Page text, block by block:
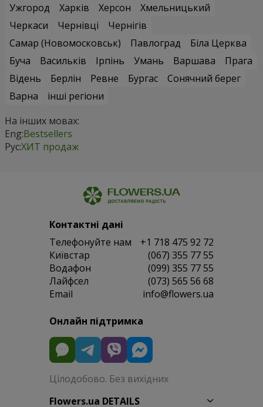
Ужгород
Харків Херсон
Хмельницький
Черкаси
Чернівці
Чернігів
Самар (Новомосковськ)
Павлоград
Біла Церква
Буча
Васильків Ірпінь Умань Варшава
Прага
Відень
Берлін Ревне Бургас
Сонячний берег
Варна
інші регіони
На інших мовах:
Eng:Bestsellers
Рус:ХИТ продаж
Контактні дані
Телефонуйте нам
+1 718 475 92 72
Київстар
(067) 355 77 55
Водафон
(099) 355 77 55
Лайфсел
(073) 565 56 68
Email
info@flowers.ua
Онлайн підтримка
Цілодобово. Без вихідних
Flowers.ua DETAILS